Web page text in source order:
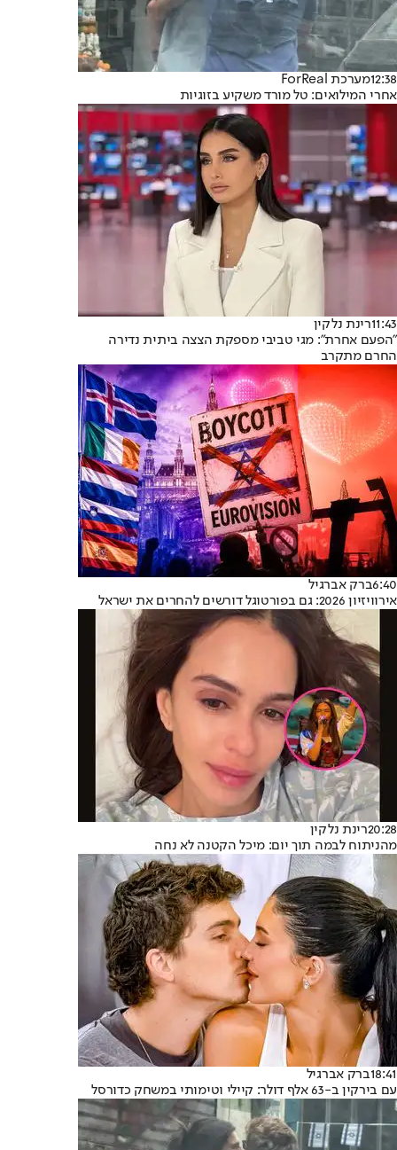
12:38מערכת ForReal
אחרי המילואים: טל מורד משקיע בזוגיות
11:43רינת נלקין
"הפעם אחרת": מגי טביבי מספקת הצצה ביתית נדירה
החרם מתקרב
6:40ברק אברגיל
אירוויזיון 2026: גם בפורטוגל דורשים להחרים את ישראל
20:28רינת נלקין
מהניתוח לבמה תוך יום: מיכל הקטנה לא נחה
18:41ברק אברגיל
עם בירקין ב-63 אלף דולר: קיילי וטימותי במשחק כדורסל